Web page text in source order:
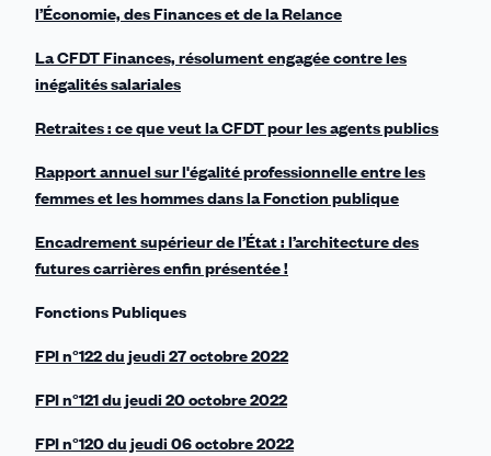
l’Économie, des Finances et de la Relance
La CFDT Finances, résolument engagée contre les
inégalités salariales
Retraites : ce que veut la CFDT pour les agents publics
Rapport annuel sur l'égalité professionnelle entre les
femmes et les hommes dans la Fonction publique
Encadrement supérieur de l’État : l’architecture des
futures carrières enfin présentée !
Fonctions Publiques
FPI n°122 du jeudi 27 octobre 2022
FPI n°121 du jeudi 20 octobre 2022
FPI n°120 du jeudi 06 octobre 2022